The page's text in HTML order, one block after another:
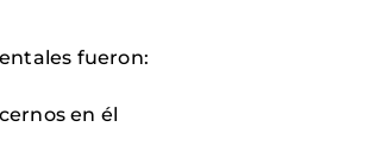
fueron:
en él